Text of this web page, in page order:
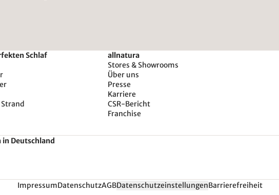
Schlaf
allnatura
Stores & Showrooms
Über uns
Presse
Karriere
CSR-Bericht
Franchise
in Deutschland
ImpressumDatenschutzAGBDatenschutzeinstellungenBarrierefreiheit